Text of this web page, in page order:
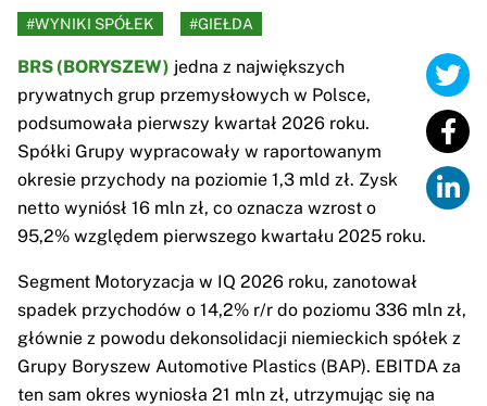
#WYNIKI SPÓŁEK
#GIEŁDA
BRS (BORYSZEW) jedna z największych
prywatnych grup przemysłowych w Polsce,
podsumowała pierwszy kwartał 2026 roku.
Spółki Grupy wypracowały w raportowanym
okresie przychody na poziomie 1,3 mld zł. Zysk
netto wyniósł 16 mln zł, co oznacza wzrost o
95,2% względem pierwszego kwartału 2025 roku.
Segment Motoryzacja w IQ 2026 roku, zanotował
spadek przychodów o 14,2% r/r do poziomu 336 mln zł,
głównie z powodu dekonsolidacji niemieckich spółek z
Grupy Boryszew Automotive Plastics (BAP). EBITDA za
ten sam okres wyniosła 21 mln zł, utrzymując się na